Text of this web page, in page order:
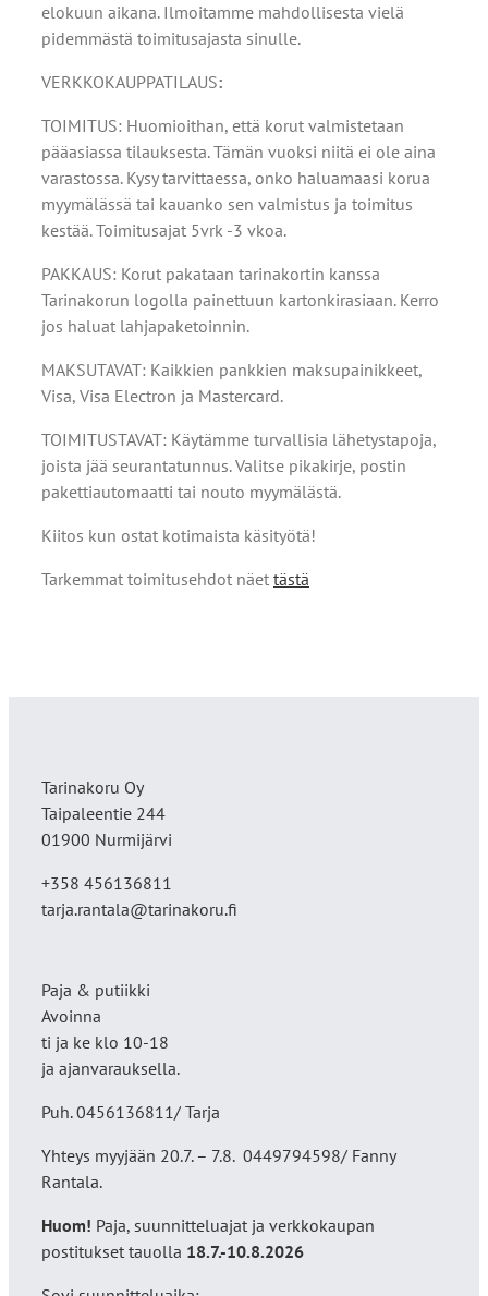
elokuun aikana. Ilmoitamme mahdollisesta vielä
pidemmästä toimitusajasta sinulle.
VERKKOKAUPPATILAUS:
TOIMITUS: Huomioithan, että korut valmistetaan
pääasiassa tilauksesta. Tämän vuoksi niitä ei ole aina
varastossa. Kysy tarvittaessa, onko haluamaasi korua
myymälässä tai kauanko sen valmistus ja toimitus
kestää. Toimitusajat 5vrk -3 vkoa.
PAKKAUS: Korut pakataan tarinakortin kanssa
Tarinakorun logolla painettuun kartonkirasiaan. Kerro
jos haluat lahjapaketoinnin.
MAKSUTAVAT: Kaikkien pankkien maksupainikkeet,
Visa, Visa Electron ja Mastercard.
TOIMITUSTAVAT: Käytämme turvallisia lähetystapoja,
joista jää seurantatunnus. Valitse pikakirje, postin
pakettiautomaatti tai nouto myymälästä.
Kiitos kun ostat kotimaista käsityötä!
Tarkemmat toimitusehdot näet tästä
Tarinakoru Oy
Taipaleentie 244
01900 Nurmijärvi
+358 456136811
tarja.rantala@tarinakoru.fi
Paja & putiikki
Avoinna
ti ja ke klo 10-18
ja ajanvarauksella.
Puh. 0456136811/ Tarja
Yhteys myyjään 20.7. – 7.8. 0449794598/ Fanny
Rantala.
Huom! Paja, suunnitteluajat ja verkkokaupan
postitukset tauolla 18.7.-10.8.2026